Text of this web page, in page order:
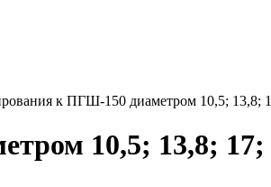
к ПГШ-150 диаметром 10,5; 13,8;
10,5; 13,8;